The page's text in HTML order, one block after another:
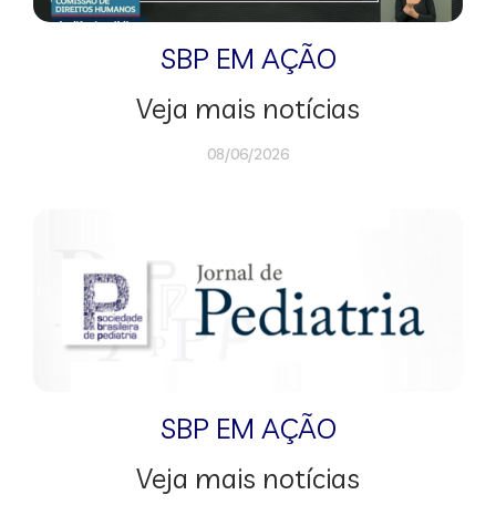
SBP EM AÇÃO
Veja mais notícias
08/06/2026
SBP EM AÇÃO
Veja mais notícias